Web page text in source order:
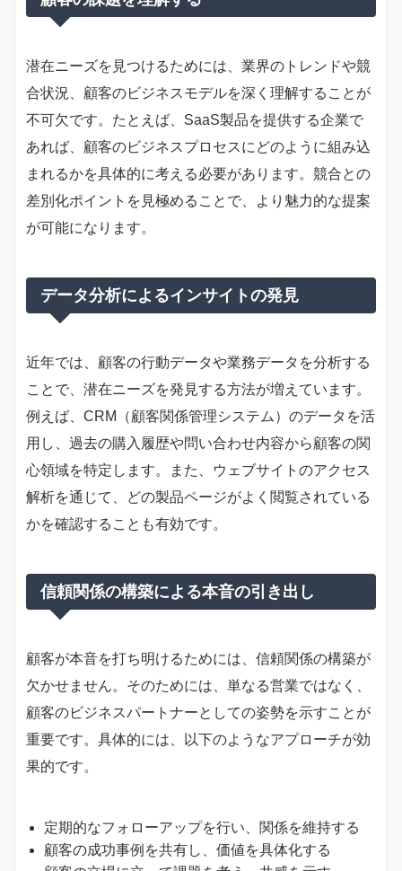
潜在ニーズを見つけるためには、業界のトレンドや競
合状況、顧客のビジネスモデルを深く理解することが
不可欠です。たとえば、SaaS製品を提供する企業で
あれば、顧客のビジネスプロセスにどのように組み込
まれるかを具体的に考える必要があります。競合との
差別化ポイントを見極めることで、より魅力的な提案
が可能になります。
データ分析によるインサイトの発見
近年では、顧客の行動データや業務データを分析する
ことで、潜在ニーズを発見する方法が増えています。
例えば、CRM（顧客関係管理システム）のデータを活
用し、過去の購入履歴や問い合わせ内容から顧客の関
心領域を特定します。また、ウェブサイトのアクセス
解析を通じて、どの製品ページがよく閲覧されている
かを確認することも有効です。
信頼関係の構築による本音の引き出し
顧客が本音を打ち明けるためには、信頼関係の構築が
欠かせません。そのためには、単なる営業ではなく、
顧客のビジネスパートナーとしての姿勢を示すことが
重要です。具体的には、以下のようなアプローチが効
果的です。
定期的なフォローアップを行い、関係を維持する
顧客の成功事例を共有し、価値を具体化する